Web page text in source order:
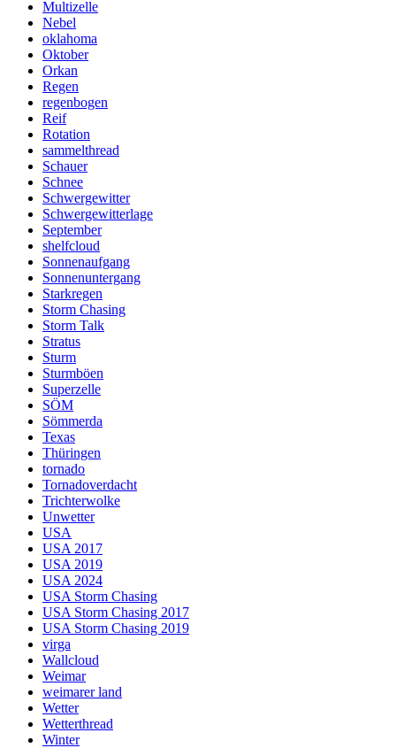
Multizelle
Nebel
oklahoma
Oktober
Orkan
Regen
regenbogen
Reif
Rotation
sammelthread
Schauer
Schnee
Schwergewitter
Schwergewitterlage
September
shelfcloud
Sonnenaufgang
Sonnenuntergang
Starkregen
Storm Chasing
Storm Talk
Stratus
Sturm
Sturmböen
Superzelle
SÖM
Sömmerda
Texas
Thüringen
tornado
Tornadoverdacht
Trichterwolke
Unwetter
USA
USA 2017
USA 2019
USA 2024
USA Storm Chasing
USA Storm Chasing 2017
USA Storm Chasing 2019
virga
Wallcloud
Weimar
weimarer land
Wetter
Wetterthread
Winter